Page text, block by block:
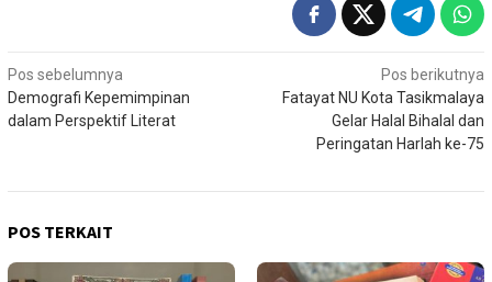
Navigasi
pos
Pos sebelumnya
Demografi Kepemimpinan
dalam Perspektif Literat
Pos berikutnya
Fatayat NU Kota Tasikmalaya
Gelar Halal Bihalal dan
Peringatan Harlah ke-75
POS TERKAIT